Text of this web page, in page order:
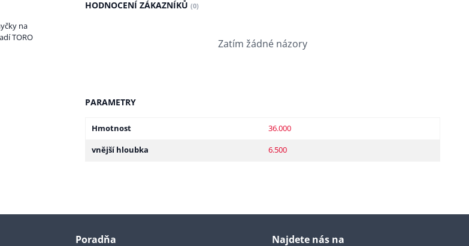
na
TORO
HODNOCENÍ ZÁKAZNÍKŮ (0)
Zatím žádné názory
PARAMETRY
Hmotnost
36.000
vnější hloubka
6.500
Poradňa Najdete nás na